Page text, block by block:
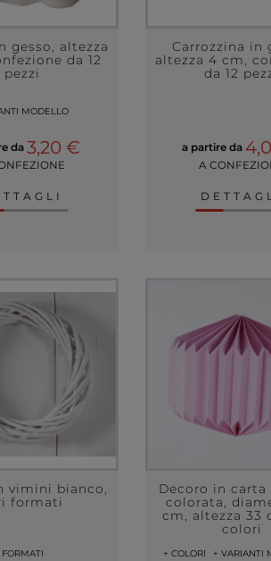
gesso, altezza
da 12
pezzi
MODELLO
da 3,20 €
Carrozzina in
altezza 4 cm,
da 12
a partire da
A
vimini bianco,
formati
FORMATI
Decoro in carta
colorata,
cm, altezza 33
colori
+ COLORI + VARIANTI